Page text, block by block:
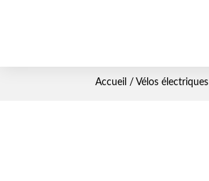
Accueil / Vélos électriques